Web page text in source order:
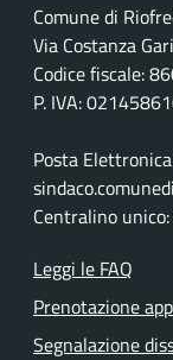
Comune di
Via Costanza
Codice fiscale:
P. IVA:
Posta
Centralino
Leggi le FAQ
Prenotazione
Segnalazione